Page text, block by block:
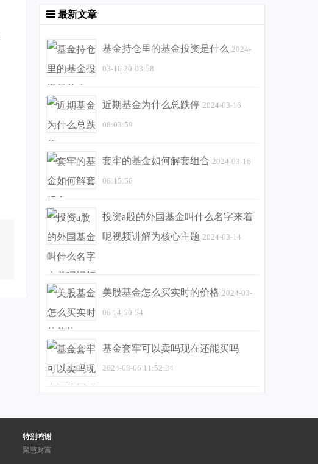
最新文章
基金持仓里的基金投资是什么 2024-
03-16 20:03:58
近期基金为什么总跌停 2024-03-16
08:03:59
套牢的基金如何解套组合 2024-03-16
06:15:56
投资a股的外国基金叫什么名字来着
呢视频讲解为核心主题 2024-03-14
05:39:57
美股基金怎么买实时的价格 2024-03-
06 14:50:54
基金套牢可以卖吗现在还能买吗
2024-03-06 11:52:34
特别鸣谢
聚慧财富